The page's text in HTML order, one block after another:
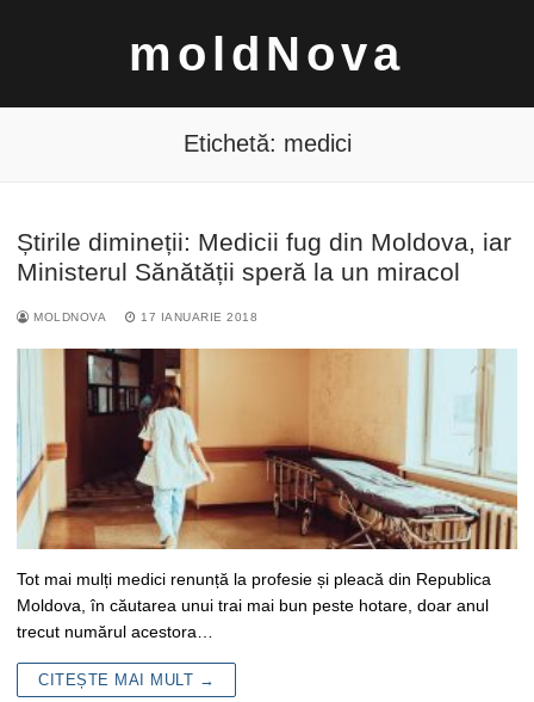
moldNova
Caută
Etichetă: medici
Știrile dimineții: Medicii fug din Moldova, iar
Ministerul Sănătății speră la un miracol
MOLDNOVA 17 IANUARIE 2018
Tot mai mulți medici renunță la profesie și pleacă din Republica
Moldova, în căutarea unui trai mai bun peste hotare, doar anul
trecut numărul acestora…
CITEȘTE MAI MULT →